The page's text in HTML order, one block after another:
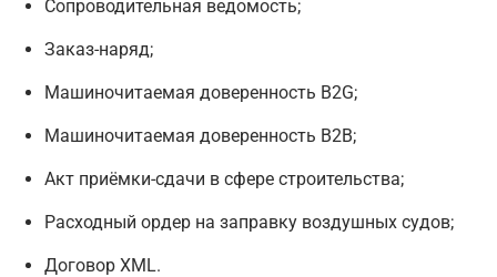
Сопроводительная ведомость;
Заказ-наряд;
Машиночитаемая доверенность В2G;
Машиночитаемая доверенность B2B;
Акт приёмки-сдачи в сфере строительства;
Расходный ордер на заправку воздушных судов;
Договор XML.